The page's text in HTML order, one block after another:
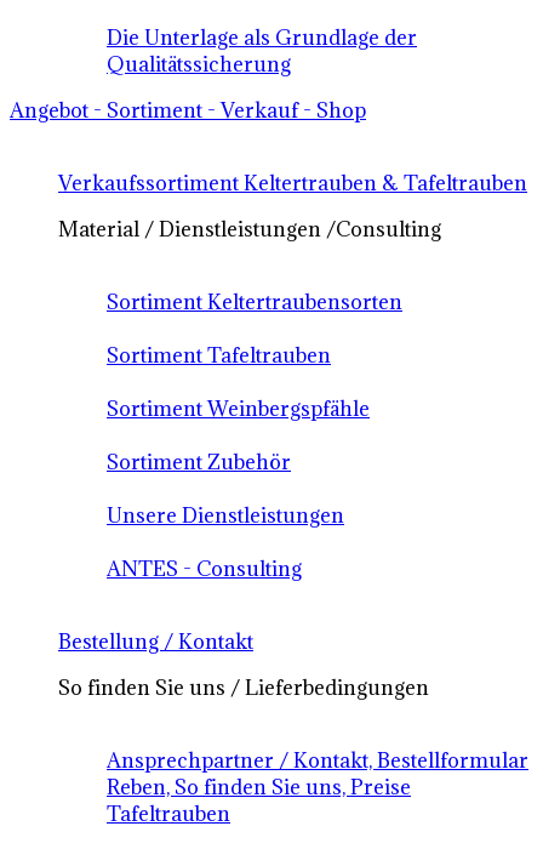
Die Unterlage als Grundlage der
Qualitätssicherung
Angebot - Sortiment - Verkauf - Shop
Verkaufssortiment Keltertrauben & Tafeltrauben
Material / Dienstleistungen /Consulting
Sortiment Keltertraubensorten
Sortiment Tafeltrauben
Sortiment Weinbergspfähle
Sortiment Zubehör
Unsere Dienstleistungen
ANTES - Consulting
Bestellung / Kontakt
So finden Sie uns / Lieferbedingungen
Ansprechpartner / Kontakt, Bestellformular
Reben, So finden Sie uns, Preise
Tafeltrauben